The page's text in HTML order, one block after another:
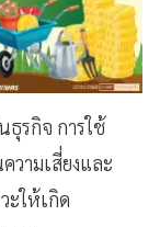
ธุรกิจ การใช้
ามเสี่ยงและ
ะให้เกิด